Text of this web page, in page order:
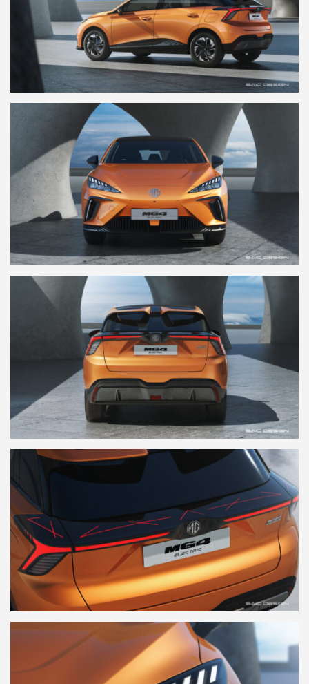
Communiqués de presse
Contact Presse
MG Motor